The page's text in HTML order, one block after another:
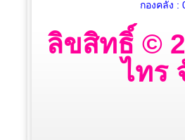
กองคลัง :
ลิขสิทธิ์ ©
ไทร